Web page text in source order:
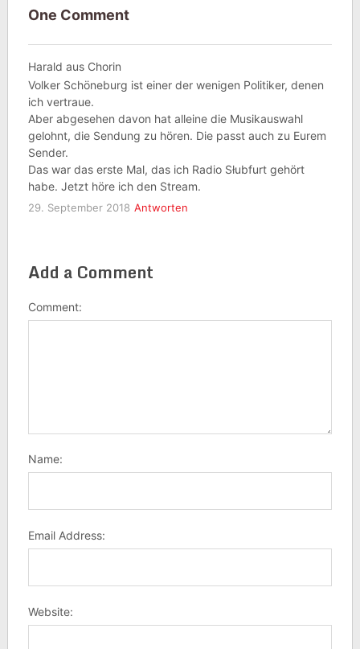
One Comment
Harald aus Chorin
Volker Schöneburg ist einer der wenigen Politiker, denen
ich vertraue.
Aber abgesehen davon hat alleine die Musikauswahl
gelohnt, die Sendung zu hören. Die passt auch zu Eurem
Sender.
Das war das erste Mal, das ich Radio Słubfurt gehört
habe. Jetzt höre ich den Stream.
29. September 2018 Antworten
Add a Comment
Comment:
Name:
Email Address:
Website: